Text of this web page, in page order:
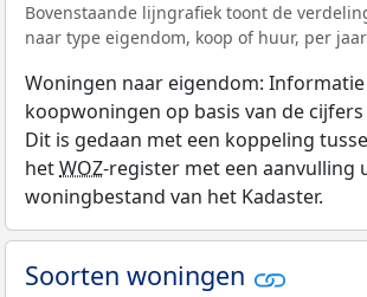
Bovenstaande lijngrafiek toont de
naar type eigendom, koop of huur, per
Woningen naar eigendom:
koopwoningen op basis van de
Dit is gedaan met een koppeling
hetWOZ-register met een aanvulling
woningbestand van het Kadaster.
Soorten woningen